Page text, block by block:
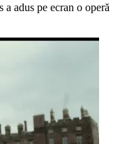
adus pe ecran o operă